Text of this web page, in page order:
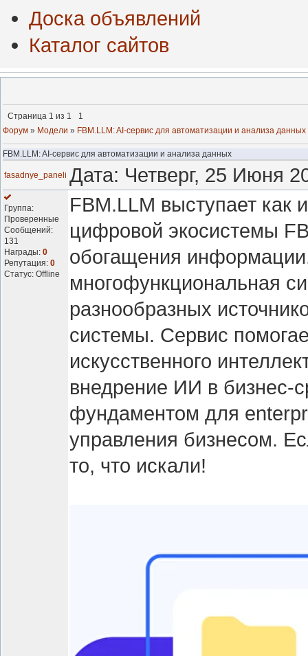
Доска объявлений
Каталог сайтов
Страница 1 из 1
1
Форум » Модели » FBM.LLM: AI-сервис для автоматизации и анализа данных
FBM.LLM: AI-сервис для автоматизации и анализа данных
fasadnye_paneli Дата: Четверг, 25 Июня
Группа:
Проверенные
Сообщений:
131
Награды: 0
Репутация: 0
Статус: Offline
FBM.LLM выступает как
цифровой экосистемы
обогащения
многофункциональная
разнообразных
системы. Сервис
искусственного
внедрение ИИ в бизнес-
фундаментом для
управления бизнесом.
то, что искали!